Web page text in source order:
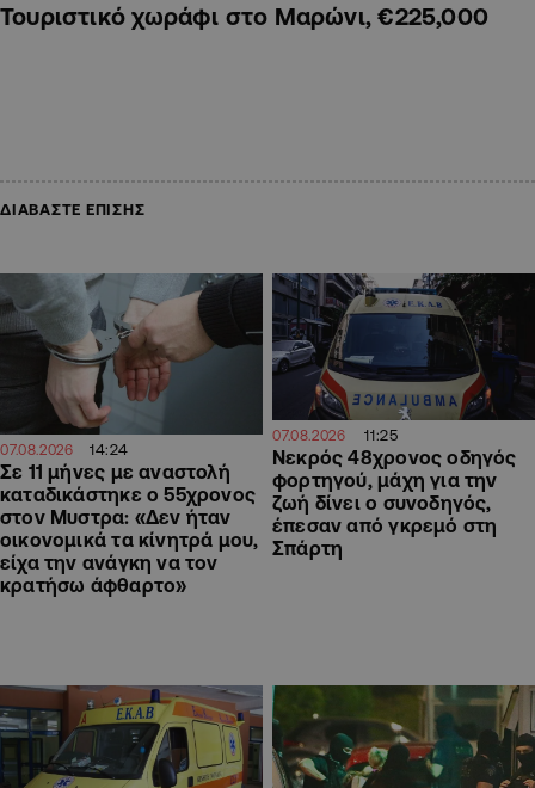
Τουριστικό χωράφι στο Μαρώνι, €225,000
ΔΙΑΒΑΣΤΕ ΕΠΙΣΗΣ
07.08.2026 14:24
Σε 11 μήνες με αναστολή
καταδικάστηκε ο 55χρονος
στον Μυστρα: «Δεν ήταν
οικονομικά τα κίνητρά μου,
είχα την ανάγκη να τον
κρατήσω άφθαρτο»
07.08.2026 11:25
Νεκρός 48χρονος οδηγός
φορτηγού, μάχη για την
ζωή δίνει ο συνοδηγός,
έπεσαν από γκρεμό στη
Σπάρτη